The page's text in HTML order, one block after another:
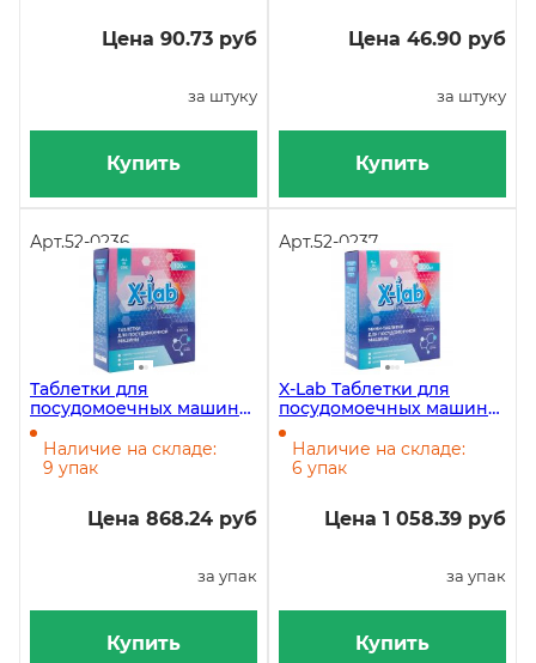
Цена 90.73 руб
за штуку
Купить
Цена 46.90 руб
за штуку
Купить
Арт.52-0236
Таблетки для
посудомоечных машин
X-Lab 2000 г, 100 таблеток
в упаковке
Наличие на складе:
9 упак
Цена 868.24 руб
за упак
Купить
Арт.52-0237
X-Lab Таблетки для
посудомоечных машин
2000 г, 200 таблеток
Наличие на складе:
6 упак
Цена 1 058.39 руб
за упак
Купить